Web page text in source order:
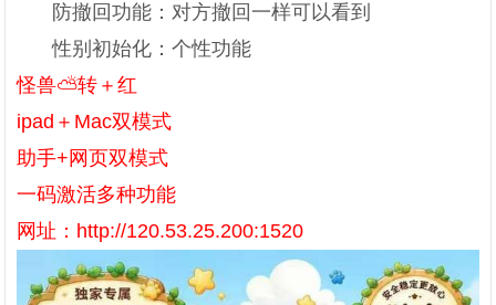
防撤回功能：对方撤回一样可以看到
性别初始化：个性功能
怪兽⛅️转＋红
ipad＋Mac双模式
助手+网页双模式
一码激活多种功能
网址：http://120.53.25.200:1520